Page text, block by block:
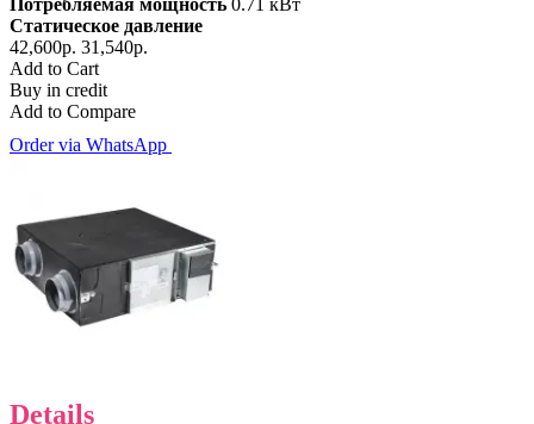
Потребляемая мощность 0.71 кВт
Статическое давление
42,600р. 31,540р.
Add to Cart
Buy in credit
Add to Compare
Order via WhatsApp
Details